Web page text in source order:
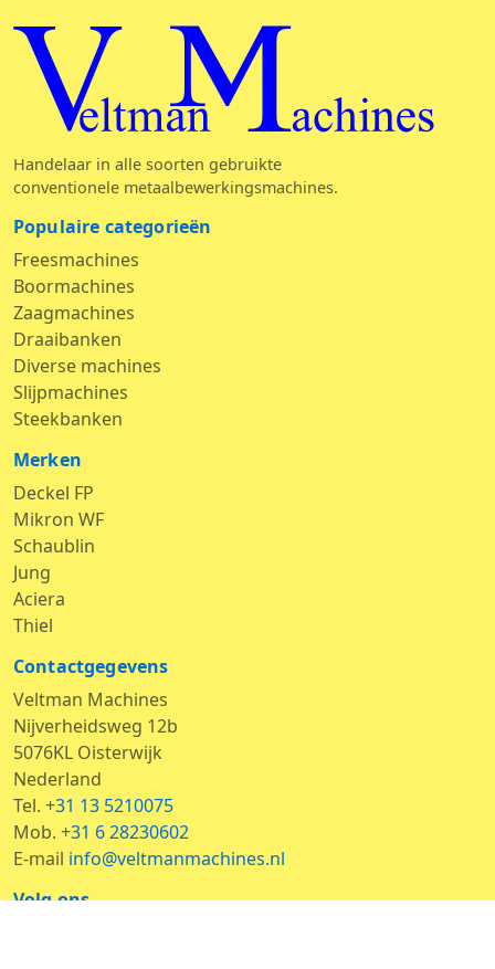
Veltman Machines
Handelaar in alle soorten gebruikte
conventionele metaalbewerkingsmachines.
Populaire categorieën
Freesmachines
Boormachines
Zaagmachines
Draaibanken
Diverse machines
Slijpmachines
Steekbanken
Merken
Deckel FP
Mikron WF
Schaublin
Jung
Aciera
Thiel
Contactgegevens
Veltman Machines
Nijverheidsweg 12b
5076KL Oisterwijk
Nederland
Tel. +31 13 5210075
Mob. +31 6 28230602
E-mail info@veltmanmachines.nl
Volg ons